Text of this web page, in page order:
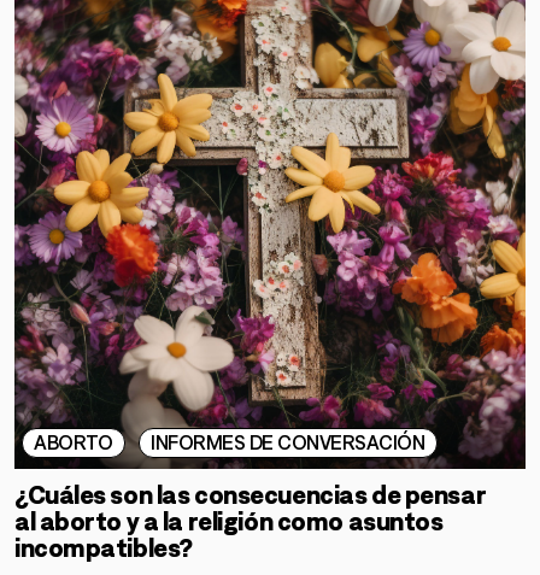
ABORTO INFORMES DE CONVERSACIÓN
¿Cuáles son las consecuencias de pensar
al aborto y a la religión como asuntos
incompatibles?